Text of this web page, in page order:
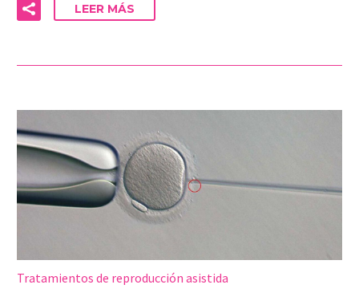
LEER MÁS
Tratamientos de reproducción asistida